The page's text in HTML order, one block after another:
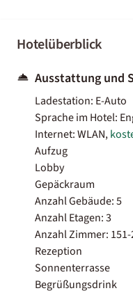
Hotelüberblick
Ausstattung und
Ladestation: E-Auto
Sprache im Hotel:
Internet: WLAN,
Aufzug
Lobby
Gepäckraum
Anzahl Gebäude: 5
Anzahl Etagen: 3
Anzahl Zimmer:
Rezeption
Sonnenterrasse
Begrüßungsdrink